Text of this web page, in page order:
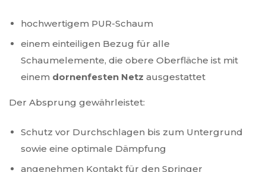
hochwertigem PUR-Schaum
einem einteiligen Bezug für alle
Schaumelemente, die obere Oberfläche ist mit
einem dornenfesten Netz ausgestattet
Der Absprung gewährleistet:
Schutz vor Durchschlagen bis zum Untergrund
sowie eine optimale Dämpfung
angenehmen Kontakt für den Springer